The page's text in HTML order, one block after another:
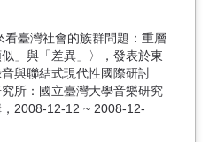
臺灣社會的族群問題：重層
」與「差異」〉，發表於東
與聯結式現代性國際研討
所：國立臺灣大學音樂研究
2008-12-12 ~ 2008-12-